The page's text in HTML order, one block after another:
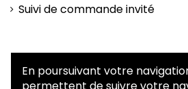
Suivi de commande invité
En poursuivant votre